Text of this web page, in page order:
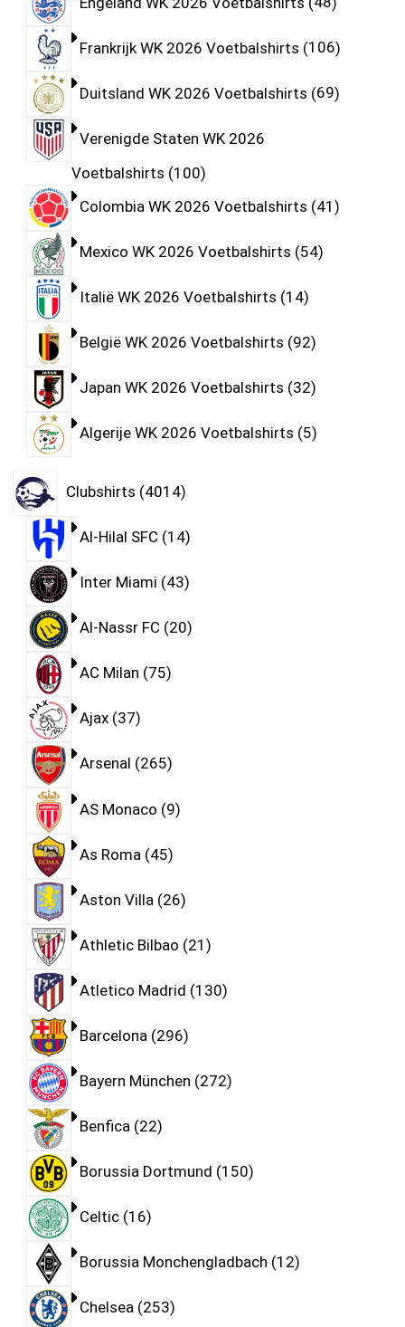
Frankrijk WK 2026 Voetbalshirts 106
Duitsland WK 2026 Voetbalshirts 69
Verenigde Staten WK 2026
Voetbalshirts 100
Colombia WK 2026 Voetbalshirts 41
Mexico WK 2026 Voetbalshirts 54
Italië WK 2026 Voetbalshirts 14
België WK 2026 Voetbalshirts 92
Japan WK 2026 Voetbalshirts 32
Algerije WK 2026 Voetbalshirts 5
Clubshirts 4014
Al-Hilal SFC 14
Inter Miami 43
Al-Nassr FC 20
AC Milan 75
Ajax 37
Arsenal 265
AS Monaco 9
As Roma 45
Aston Villa 26
Athletic Bilbao 21
Atletico Madrid 130
Barcelona 296
Bayern München 272
Benfica 22
Borussia Dortmund 150
Celtic 16
Borussia Monchengladbach 12
Chelsea 253